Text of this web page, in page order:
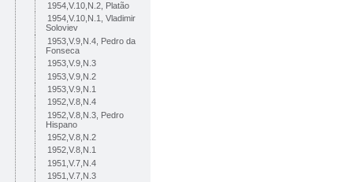
1954,V.10,N.2, Platão
1954,V.10,N.1, Vladimir
Soloviev
1953,V.9,N.4, Pedro da
Fonseca
1953,V.9,N.3
1953,V.9,N.2
1953,V.9,N.1
1952,V.8,N.4
1952,V.8,N.3, Pedro
Hispano
1952,V.8,N.2
1952,V.8,N.1
1951,V.7,N.4
1951,V.7,N.3